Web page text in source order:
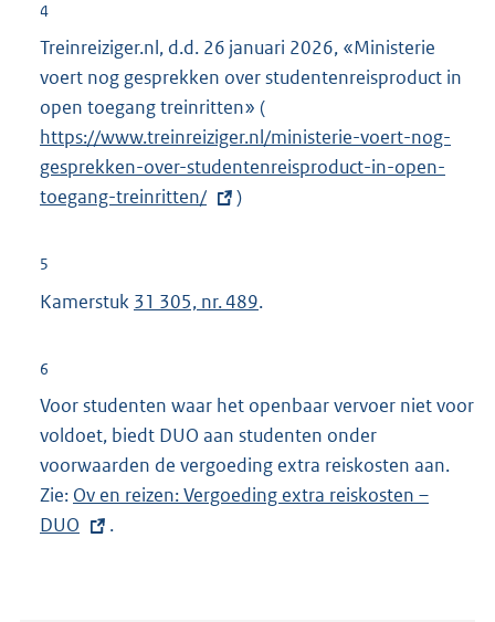
:
i
n
k
4
Treinreiziger.nl, d.d. 26 januari 2026, «Ministerie
voert nog gesprekken over studentenreisproduct in
open toegang treinritten» (
x
t
k
:
https://www.treinreiziger.nl/ministerie-voert-nog-
gesprekken-over-studentenreisproduct-in-open-
toegang-treinritten/
)
5
Kamerstuk 31 305, nr. 489.
6
Voor studenten waar het openbaar vervoer niet voor
voldoet, biedt DUO aan studenten onder
voorwaarden de vergoeding extra reiskosten aan.
Zie: E
x
Ov en reizen: Vergoeding extra reiskosten –
DUO
.